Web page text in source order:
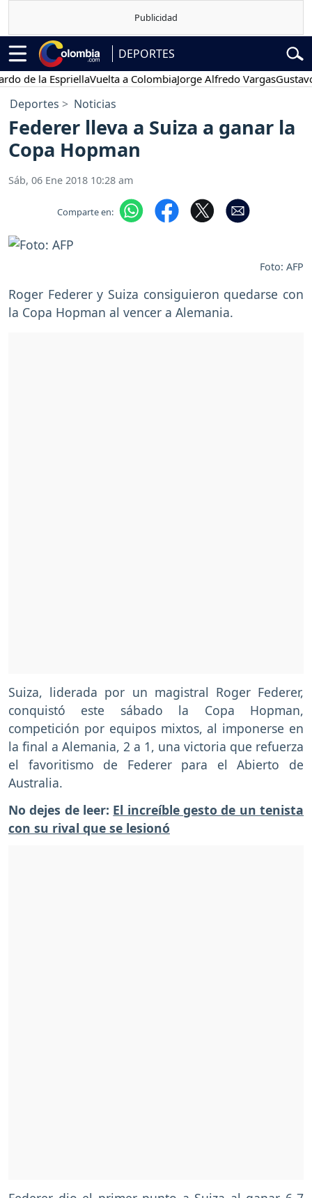
DEPORTES
la EspriellaVuelta a ColombiaJorge Alfredo VargasGustavo
Deportes Noticias
Federer lleva a Suiza a ganar la
Copa Hopman
Sáb, 06 Ene 2018 10:28 am
Comparte en:
Foto: AFP
Roger Federer y Suiza consiguieron quedarse con
la Copa Hopman al vencer a Alemania.
Suiza, liderada por un magistral Roger Federer,
conquistó este sábado la Copa Hopman,
competición por equipos mixtos, al imponerse en
la final a Alemania, 2 a 1, una victoria que refuerza
el favoritismo de Federer para el Abierto de
Australia.
No dejes de leer: El increíble gesto de un tenista
con su rival que se lesionó